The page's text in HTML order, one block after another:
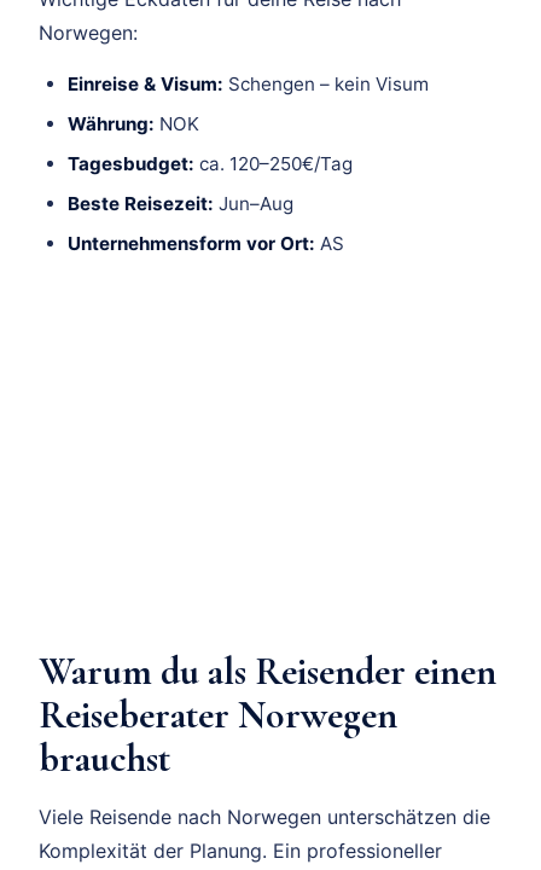
Norwegen:
Einreise & Visum: Schengen – kein Visum
Währung: NOK
Tagesbudget: ca. 120–250€/Tag
Beste Reisezeit: Jun–Aug
Unternehmensform vor Ort: AS
Warum du als Reisender einen
Reiseberater Norwegen
brauchst
Viele Reisende nach Norwegen unterschätzen die
Komplexität der Planung. Ein professioneller